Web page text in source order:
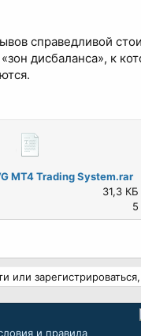
справедливой
дисбаланса», к
MT4 Trading System.rar
31,3 КБ
5
или
и правила